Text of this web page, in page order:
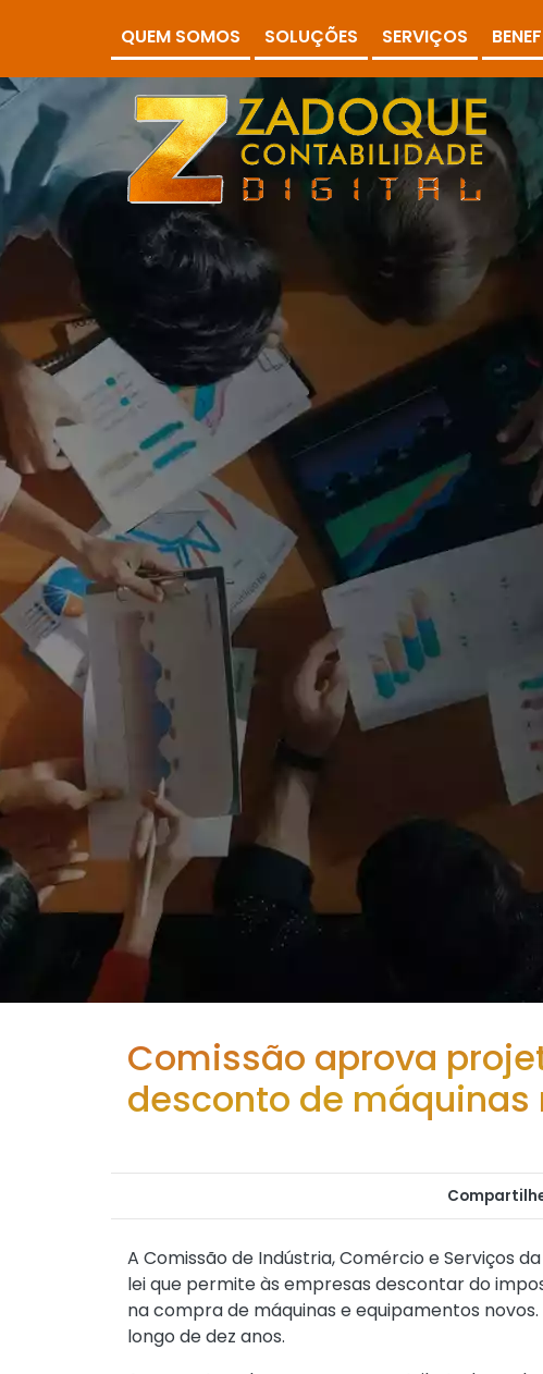
QUEM SOMOS SOLUÇÕES SERVIÇOS
Comissão aprova
desconto de
A Comissão de Indústria, Comércio e Serviços
lei que permite às empresas descontar do
na compra de máquinas e equipamentos
longo de dez anos.